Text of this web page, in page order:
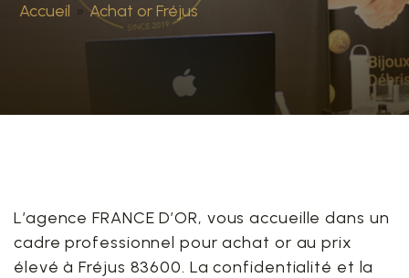
Accueil » Achat or Fréjus
L’agence FRANCE D’OR, vous accueille dans un
cadre professionnel pour achat or au prix
élevé à Fréjus 83600. La confidentialité et la